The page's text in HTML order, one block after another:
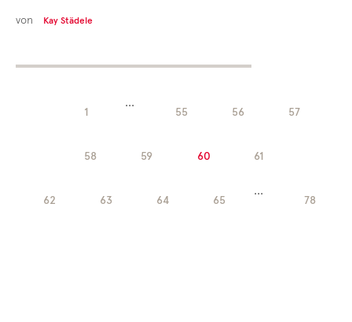
von Kay Städele
1
...
55 56 57
58 59 60 61
62 63 64 65
...
78